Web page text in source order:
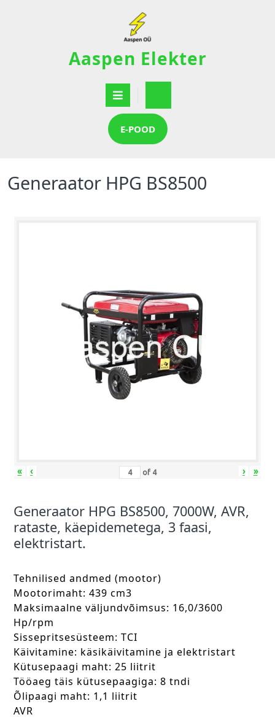
Aaspen Elekter
E-POOD
Generaator HPG BS8500
« ‹ of 4 › »
Generaator HPG BS8500, 7000W, AVR,
rataste, käepidemetega, 3 faasi,
elektristart.
Tehnilised andmed (mootor)
Mootorimaht: 439 cm3
Maksimaalne väljundvõimsus: 16,0/3600
Hp/rpm
Sissepritsesüsteem: TCI
Käivitamine: käsikäivitamine ja elektristart
Kütusepaagi maht: 25 liitrit
Tööaeg täis kütusepaagiga: 8 tndi
Õlipaagi maht: 1,1 liitrit
AVR